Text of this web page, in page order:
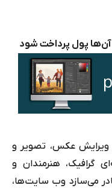
آن‌ها پول پرداخت شود
ویرایش عکس، تصویر و
گرافیک، هنرمندان و
می‌سازد وب سایت‌ها،